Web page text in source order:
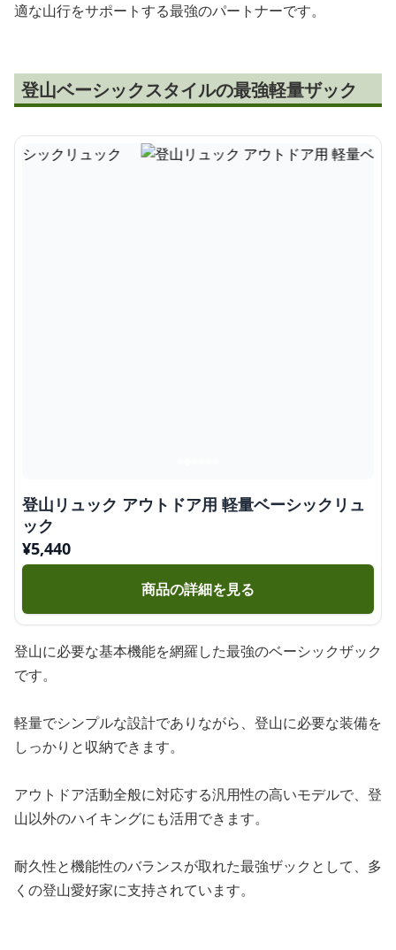
適な山行をサポートする最強のパートナーです。
登山ベーシックスタイルの最強軽量ザック
登山リュック アウトドア用 軽量ベーシックリュ
ック
¥5,440
商品の詳細を見る
登山に必要な基本機能を網羅した最強のベーシックザック
です。
軽量でシンプルな設計でありながら、登山に必要な装備を
しっかりと収納できます。
アウトドア活動全般に対応する汎用性の高いモデルで、登
山以外のハイキングにも活用できます。
耐久性と機能性のバランスが取れた最強ザックとして、多
くの登山愛好家に支持されています。